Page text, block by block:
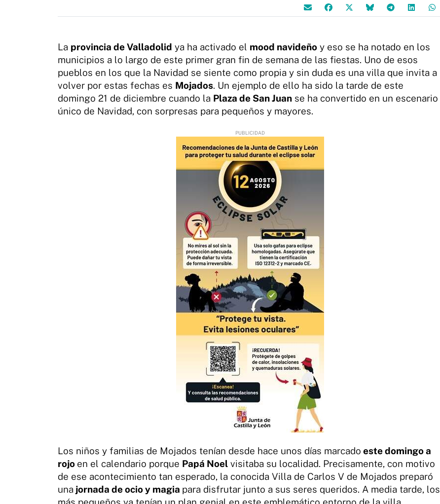
La provincia de Valladolid ya ha activado el mood navideño y eso se ha notado en los
municipios a lo largo de este primer gran fin de semana de las fiestas. Uno de esos
pueblos en los que la Navidad se siente como propia y sin duda es una villa que invita a
volver por estas fechas es Mojados. Un ejemplo de ello ha sido la tarde de este
domingo 21 de diciembre cuando la Plaza de San Juan se ha convertido en un escenario
único de Navidad, con sorpresas para pequeños y mayores.
Los niños y familias de Mojados tenían desde hace unos días marcado este domingo a
rojo en el calendario porque Papá Noel visitaba su localidad. Precisamente, con motivo
de ese acontecimiento tan esperado, la conocida Villa de Carlos V de Mojados preparó
una jornada de ocio y magia para disfrutar junto a sus seres queridos. A media tarde, los